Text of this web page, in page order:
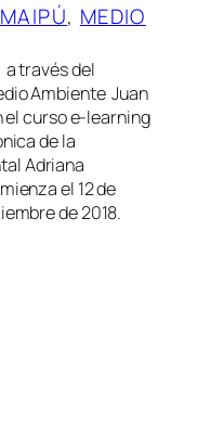
MAIPÚ, MEDIO
través del
Ambiente Juan
curso e-learning
de la
Adriana
el 12 de
de 2018.